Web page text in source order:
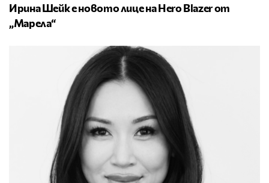
Ирина Шейк е новото лице на Hero Blazer от
„Марела“